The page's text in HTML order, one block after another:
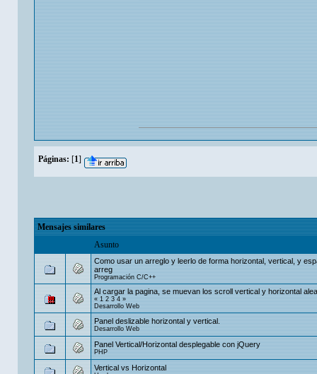
Páginas: [1]
Mensajes similares
Asunto
Como usar un arreglo y leerlo de forma horizontal, vertical, y
arreg
Programación C/C++
Al cargar la pagina, se muevan los scroll vertical y horizontal
«1 2 3 4»
Desarrollo Web
Panel deslizable horizontal y vertical.
Desarrollo Web
Panel Vertical/Horizontal desplegable con jQuery
PHP
Vertical vs Horizontal